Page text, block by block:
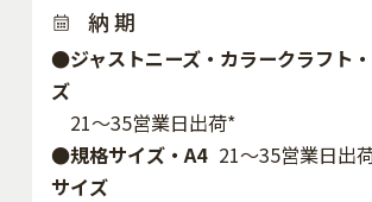
納 期
●ジャストニーズ・カラークラフト
ズ
21～35営業日出荷*
●規格サイズ・A4
サイズ
21～35営業日出